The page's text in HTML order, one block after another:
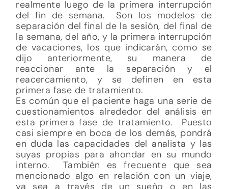
realmente luego de la primera interrupción
del fin de semana. Son los modelos de
separación del final de la sesión, del final de
la semana, del año, y la primera interrupción
de vacaciones, los que indicarán, como se
dijo anteriormente, su manera de
reaccionar ante la separación y el
reacercamiento, y se definen en esta
primera fase de tratamiento.
Es común que el paciente haga una serie de
cuestionamientos alrededor del análisis en
esta primera fase de tratamiento. Puesto
casi siempre en boca de los demás, pondrá
en duda las capacidades del analista y las
suyas propias para ahondar en su mundo
interno. También es frecuente que sea
mencionado algo en relación con un viaje,
ya sea a través de un sueño o en las